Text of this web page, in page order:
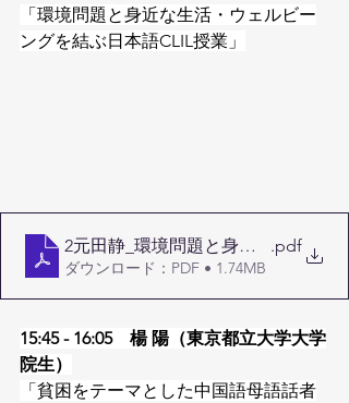
「環境問題と身近な生活・ウェルビー
ングを結ぶ日本語CLIL授業」
2元田静_環境問題と身近な生活・
.pdf
ダウンロード：PDF • 1.74MB
15:45 - 16:05　楊 陽（東京都立大学大学
院生）
「貧困をテーマとした中国語母語話者